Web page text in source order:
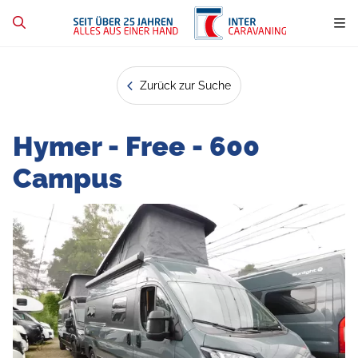
Zurück zur Suche
Hymer - Free - 600
Campus